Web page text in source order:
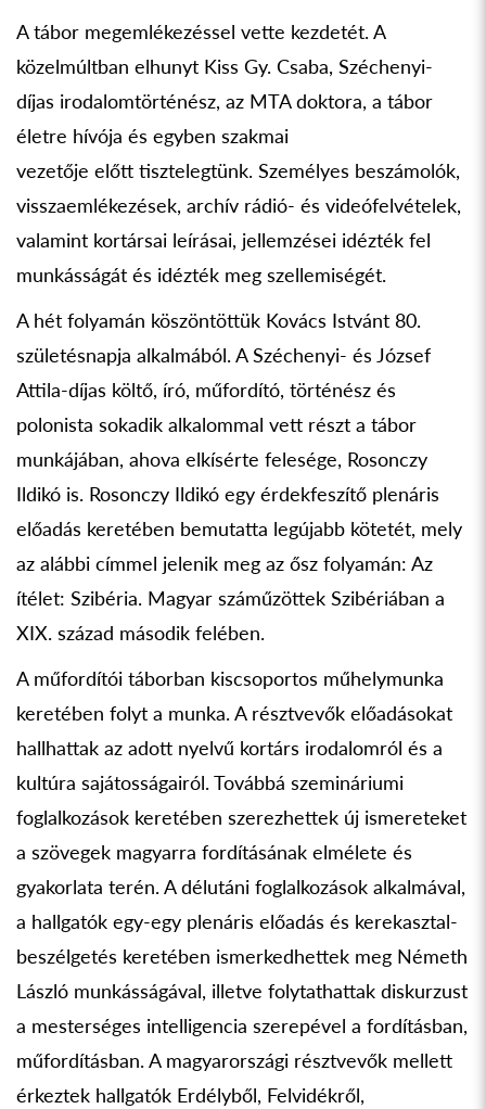
A tábor megemlékezéssel vette kezdetét. A
közelmúltban elhunyt Kiss Gy. Csaba, Széchenyi-
díjas irodalomtörténész, az MTA doktora, a tábor
életre hívója és egyben szakmai
vezetője előtt tisztelegtünk. Személyes beszámolók,
visszaemlékezések, archív rádió- és videófelvételek,
valamint kortársai leírásai, jellemzései idézték fel
munkásságát és idézték meg szellemiségét.
A hét folyamán köszöntöttük Kovács Istvánt 80.
születésnapja alkalmából. A Széchenyi- és József
Attila-díjas költő, író, műfordító, történész és
polonista sokadik alkalommal vett részt a tábor
munkájában, ahova elkísérte felesége, Rosonczy
Ildikó is. Rosonczy Ildikó egy érdekfeszítő plenáris
előadás keretében bemutatta legújabb kötetét, mely
az alábbi címmel jelenik meg az ősz folyamán: Az
ítélet: Szibéria. Magyar száműzöttek Szibériában a
XIX. század második felében.
A műfordítói táborban kiscsoportos műhelymunka
keretében folyt a munka. A résztvevők előadásokat
hallhattak az adott nyelvű kortárs irodalomról és a
kultúra sajátosságairól. Továbbá szemináriumi
foglalkozások keretében szerezhettek új ismereteket
a szövegek magyarra fordításának elmélete és
gyakorlata terén. A délutáni foglalkozások alkalmával,
a hallgatók egy-egy plenáris előadás és kerekasztal-
beszélgetés keretében ismerkedhettek meg Németh
László munkásságával, illetve folytathattak diskurzust
a mesterséges intelligencia szerepével a fordításban,
műfordításban. A magyarországi résztvevők mellett
érkeztek hallgatók Erdélyből, Felvidékről,